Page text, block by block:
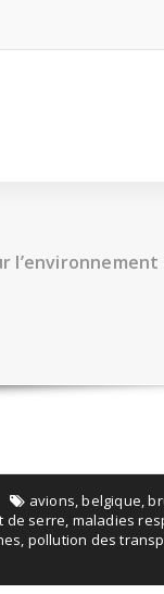
l’environnement
avions,belgique,
de serre, maladies
, pollution des